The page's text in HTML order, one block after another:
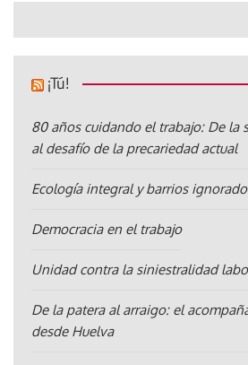
¡Tú!
80 años cuidando el trabajo: De la
al desafío de la precariedad actual
Ecología integral y barrios
Democracia en el trabajo
Unidad contra la siniestralidad
De la patera al arraigo: el
desde Huelva